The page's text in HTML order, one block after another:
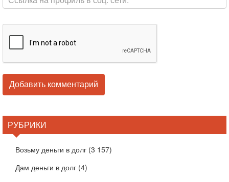
РУБРИКИ
Возьму деньги в долг (3 157)
Дам деньги в долг (4)